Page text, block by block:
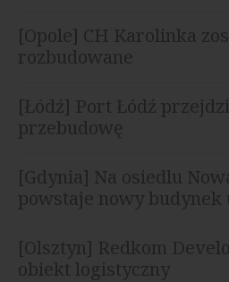
[Opole] CH Karolinka
rozbudowane
[Łódź] Port Łódź
przebudowę
[Gdynia] Na osiedlu
powstaje nowy budynek
[Olsztyn] Redkom
obiekt logistyczny